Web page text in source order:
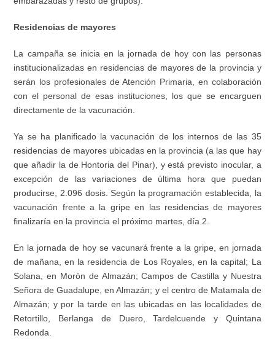
Residencias de mayores
La campaña se inicia en la jornada de hoy con las personas
institucionalizadas en residencias de mayores de la provincia y
serán los profesionales de Atención Primaria, en colaboración
con el personal de esas instituciones, los que se encarguen
directamente de la vacunación.
Ya se ha planificado la vacunación de los internos de las 35
residencias de mayores ubicadas en la provincia (a las que hay
que añadir la de Hontoria del Pinar), y está previsto inocular, a
excepción de las variaciones de última hora que puedan
producirse, 2.096 dosis. Según la programación establecida, la
vacunación frente a la gripe en las residencias de mayores
finalizaría en la provincia el próximo martes, día 2.
En la jornada de hoy se vacunará frente a la gripe, en jornada
de mañana, en la residencia de Los Royales, en la capital; La
Solana, en Morón de Almazán; Campos de Castilla y Nuestra
Señora de Guadalupe, en Almazán; y el centro de Matamala de
Almazán; y por la tarde en las ubicadas en las localidades de
Retortillo, Berlanga de Duero, Tardelcuende y Quintana
Redonda.